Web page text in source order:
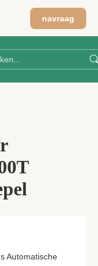
navraag
Automatische